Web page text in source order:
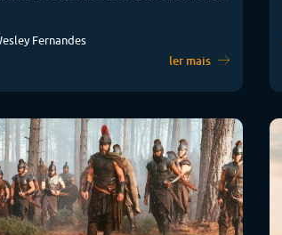
Fernandes
ler mais